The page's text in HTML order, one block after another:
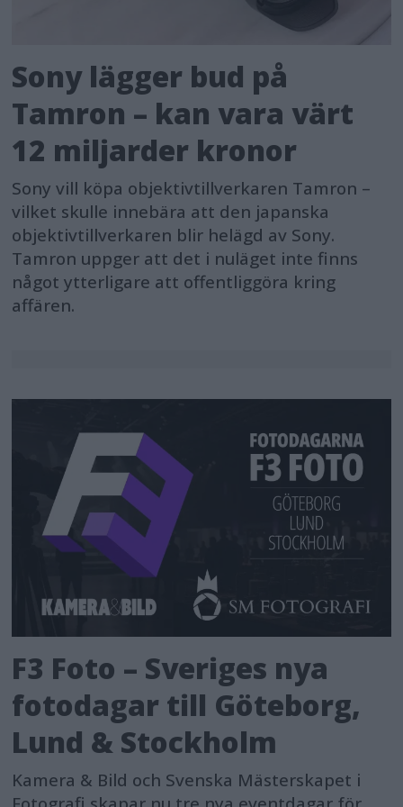
Sony lägger bud på
Tamron – kan vara värt
12 miljarder kronor
Sony vill köpa objektivtillverkaren Tamron –
vilket skulle innebära att den japanska
objektivtillverkaren blir helägd av Sony.
Tamron uppger att det i nuläget inte finns
något ytterligare att offentliggöra kring
affären.
F3 Foto – Sveriges nya
fotodagar till Göteborg,
Lund & Stockholm
Kamera & Bild och Svenska Mästerskapet i